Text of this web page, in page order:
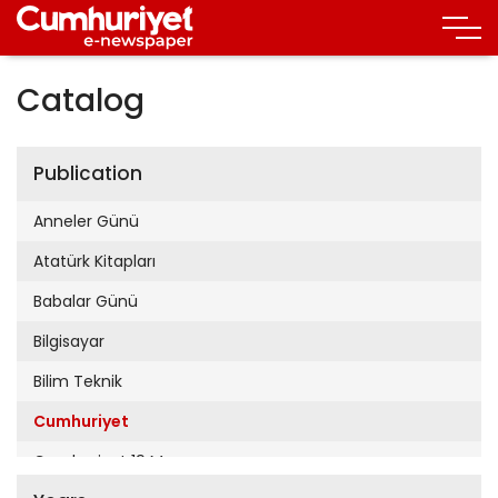
Catalog
Publication
Anneler Günü
Atatürk Kitapları
Babalar Günü
Bilgisayar
Bilim Teknik
Cumhuriyet
Cumhuriyet 19 Mayıs